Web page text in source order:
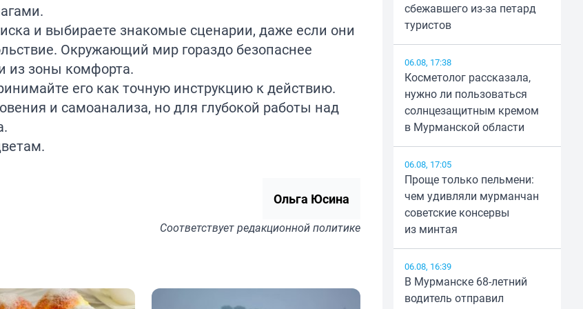
и выбираете знакомые сценарии, даже если они
Окружающий мир гораздо безопаснее
из зоны комфорта.
его как точную инструкцию к действию.
и самоанализа, но для глубокой работы над
.
Ольга Юсина
Соответствуетредакционной политике
сбежавшего из-за петард
туристов
06.08, 17:38
Косметолог рассказала,
нужно ли пользоваться
солнцезащитным кремом
в Мурманской области
06.08, 17:05
Проще только пельмени:
чем удивляли мурманчан
советские консервы
из минтая
06.08, 16:39
В Мурманске 68-летний
водитель отправил